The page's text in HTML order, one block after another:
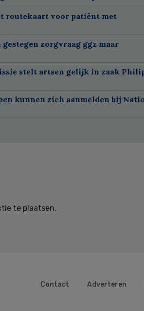
routekaart voor patiënt met
zorgvraag ggz maar
stelt artsen gelijk in zaak
kunnen zich aanmelden bij
te plaatsen.
Contact Adverteren